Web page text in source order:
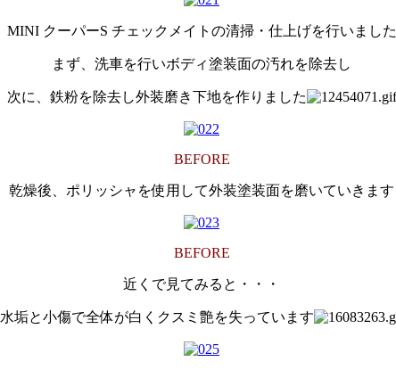
MINI クーパーS チェックメイトの清掃・仕上げを行いました
まず、洗車を行いボディ塗装面の汚れを除去し
次に、鉄粉を除去し外装磨き下地を作りました
BEFORE
乾燥後、ポリッシャを使用して外装塗装面を磨いていきます
BEFORE
近くで見てみると・・・
水垢と小傷で全体が白くクスミ艶を失っています